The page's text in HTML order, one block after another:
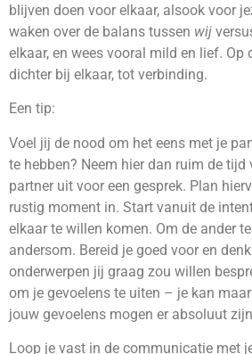
blijven doen voor elkaar, alsook voor
waken over de balans tussen wij
elkaar, en wees vooral mild en lief. Op
dichter bij elkaar, tot verbinding.
Een tip:
Voel jij de nood om het eens met je
te hebben? Neem hier dan ruim de tijd
partner uit voor een gesprek. Plan
rustig moment in. Start vanuit de
elkaar te willen komen. Om de ander
andersom. Bereid je goed voor en
onderwerpen jij graag zou willen
om je gevoelens te uiten – je kan
jouw gevoelens mogen er absoluut
Loop je vast in de communicatie met